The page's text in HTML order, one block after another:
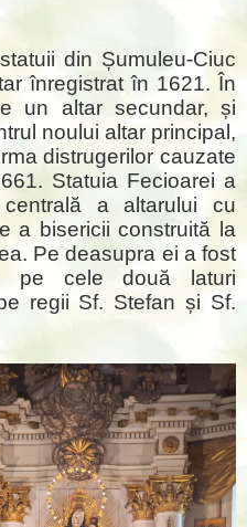
din Șumuleu-Ciuc
înregistrat în 1621. În
un altar secundar, și
noului altar principal,
distrugerilor cauzate
Statuia Fecioarei a
a altarului cu
a bisericii construită la
Pe deasupra ei a fost
pe cele două laturi
regii Sf. Stefan și Sf.